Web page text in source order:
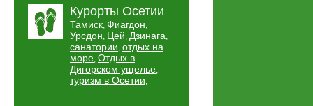
Курорты Осетии
Тамиск, Фиагдон,
Урсдон, Цей, Дзинага,
санатории, отдых на
море, Отдых в
Дигорском ущелье,
туризм в Осетии,